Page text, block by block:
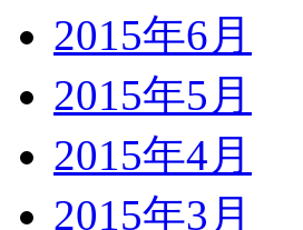
2015年6月
2015年5月
2015年4月
2015年3月